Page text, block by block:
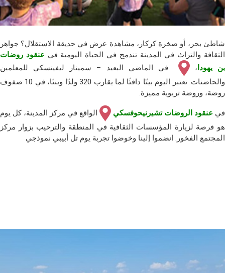
شاطئ بحر، أو صخرة كركار، مشاهدة عرض في حديقة الاستقلال؟ جواهر
الثقافة والتراث في المدينة تندمج في الحياة اليومية في عنقود روضات
بن يهودا،
في الماضي البعيد – سمينار ليفينسكي للمعلمين
والحاضنات. تعتبر اليوم بيتًا دافئًا لما يقارب 320 ولدًا وبنتًا، في 10 صفوف
روضة، وروضة تربوية مميزة.
في عنقود الروضات تشيرنيحوفسكي
الواقع في مركز المدينة، كل يوم
هو فرصة لزيارة المؤسسات الثقافية في المنطقة والترحيب بزوار مركز
المجتمع الفخور. انضموا إلينا وخوضوا تجربة يوم تل أبيبي نموذجي